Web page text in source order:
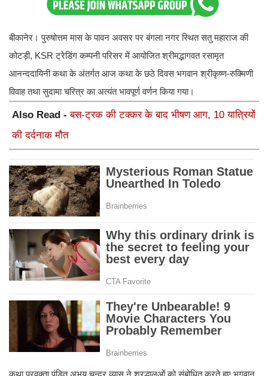
बीकानेर। पुरुषोत्तम मास के पावन अवसर पर बंगला नगर स्थित सतु महाराज की
कोटड़ी, KSR ट्रेडिंग कम्पनी परिसर में आयोजित श्रीमद्भागवत रसामृत
आनन्ददायिनी कथा के अंतर्गत आज कथा के छठे दिवस भगवान श्रीकृष्ण-रुक्मिणी
विवाह तथा सुदामा चरित्र का अत्यंत भावपूर्ण वर्णन किया गया।
Also Read -बस-ट्रक की टक्कर के बाद भीषण आग, 10 यात्रियों
की दर्दनाक मौत